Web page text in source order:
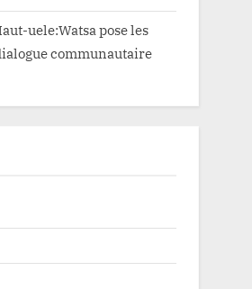
uele:Watsa pose les
communautaire